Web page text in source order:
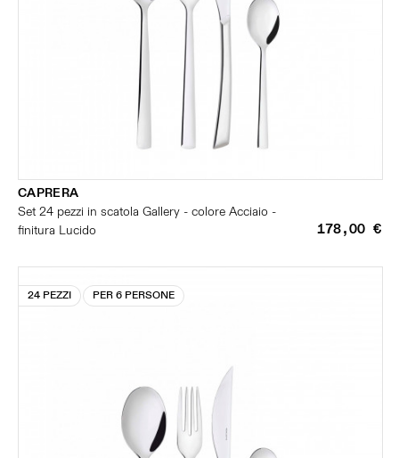
CAPRERA
Set 24 pezzi in scatola Gallery - colore Acciaio -
finitura Lucido
178,00 €
24 PEZZI PER 6 PERSONE